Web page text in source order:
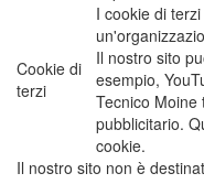
Cookie di
terzi
I cookie di
Il nostro sito
esempio,
Tecnico
pubblicitario.
cookie.
Il nostro sito non è